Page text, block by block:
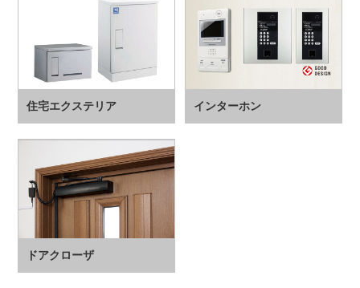
住宅エクステリア インターホン
ドアクローザ